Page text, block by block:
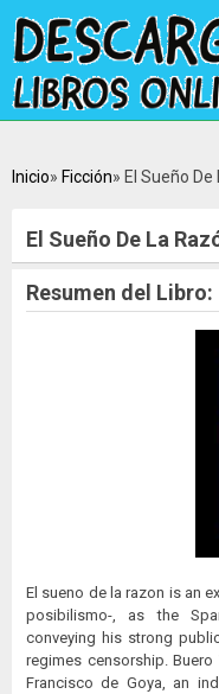
Inicio Ficción El Sueño De
El Sueño De La
Resumen del Libro:
El sueno de la razon is an
posibilismo-, as the
conveying his strong
regimes censorship.
Francisco de Goya, an